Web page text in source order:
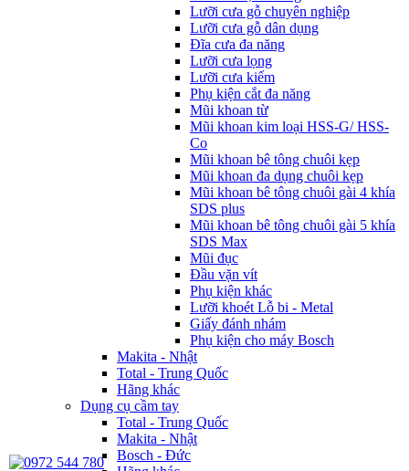
Lưỡi cưa gỗ chuyên nghiệp
Lưỡi cưa gỗ dân dụng
Đĩa cưa đa năng
Lưỡi cưa lọng
Lưỡi cưa kiếm
Phụ kiện cắt đa năng
Mũi khoan từ
Mũi khoan kim loại HSS-G/ HSS-
Co
Mũi khoan bê tông chuôi kẹp
Mũi khoan đa dụng chuôi kẹp
Mũi khoan bê tông chuôi gài 4 khía
SDS plus
Mũi khoan bê tông chuôi gài 5 khía
SDS Max
Mũi đục
Đầu vặn vít
Phụ kiện khác
Lưỡi khoét Lỗ bi - Metal
Giấy đánh nhám
Phụ kiện cho máy Bosch
Makita - Nhật
Total - Trung Quốc
Hãng khác
Dụng cụ cầm tay
Total - Trung Quốc
Makita - Nhật
Bosch - Đức